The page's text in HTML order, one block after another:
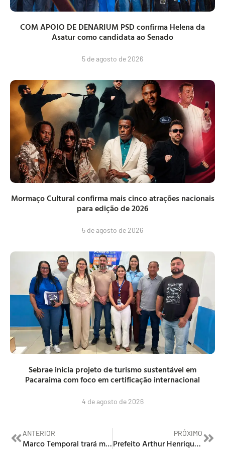
COM APOIO DE DENARIUM PSD confirma Helena da
Asatur como candidata ao Senado
5 de agosto de 2026
Mormaço Cultural confirma mais cinco atrações nacionais
para edição de 2026
5 de agosto de 2026
Sebrae inicia projeto de turismo sustentável em
Pacaraima com foco em certificação internacional
4 de agosto de 2026
ANTERIOR
Marco Temporal trará mais segurança jurídica para Roraima
PRÓXIMO
Prefeito Arthur Henrique Entrega Maquinários e Veículos para Impulsionar a Produção Rural